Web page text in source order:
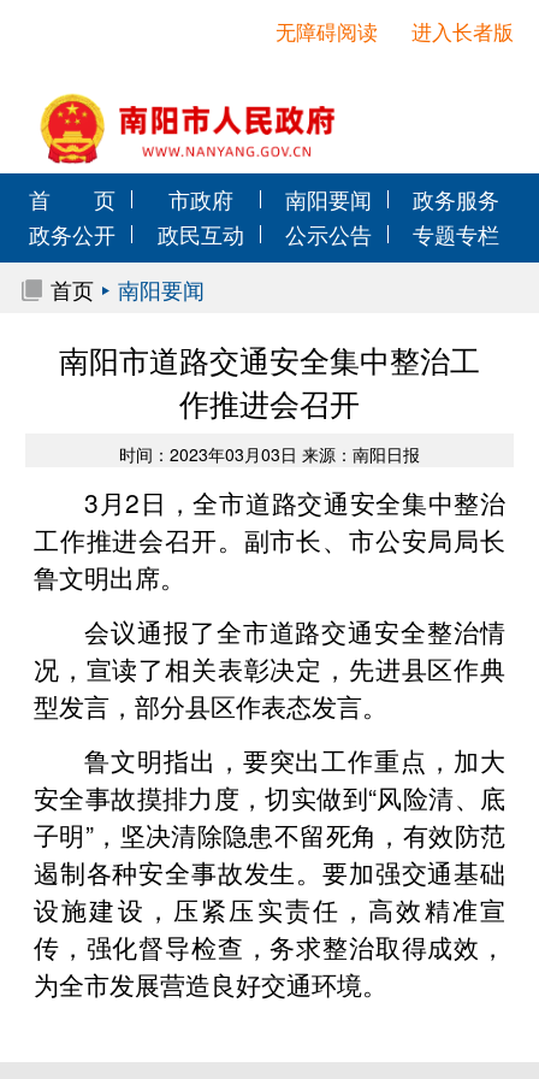
进入长者版
无障碍阅读
首 页 市政府 南阳要闻
政务服务
政务公开
政民互动 公示公告
专题专栏
首页
南阳要闻
南阳市道路交通安全集中整治工
作推进会召开
时间：2023年03月03日 来源：南阳日报
3月2日，全市道路交通安全集中整治
工作推进会召开。副市长、市公安局局长
鲁文明出席。
会议通报了全市道路交通安全整治情
况，宣读了相关表彰决定，先进县区作典
型发言，部分县区作表态发言。
鲁文明指出，要突出工作重点，加大
安全事故摸排力度，切实做到“风险清、底
子明”，坚决清除隐患不留死角，有效防范
遏制各种安全事故发生。要加强交通基础
设施建设，压紧压实责任，高效精准宣
传，强化督导检查，务求整治取得成效，
为全市发展营造良好交通环境。